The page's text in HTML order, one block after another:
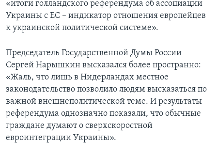
«итоги голландского референдума об ассоциации
Украины с ЕС – индикатор отношения европейцев
к украинской политической системе».
Председатель Государственной Думы России
Сергей Нарышкин высказался более пространно:
«Жаль, что лишь в Нидерландах местное
законодательство позволило людям высказаться по
важной внешнеполитической теме. И результаты
референдума однозначно показали, что обычные
граждане думают о сверхскоростной
евроинтеграции Украины».